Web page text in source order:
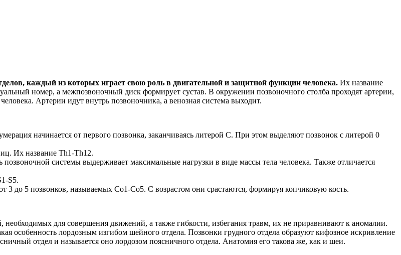
каждый из которых играет свою роль в двигательной и защитной функции человека. Их название
номер, а межпозвоночный диск формирует сустав. В окружении позвоночного столба проходят артерии,
Артерии идут внутрь позвоночника, а венозная система выходит.
начинается от первого позвонка, заканчиваясь литерой C. При этом выделяют позвонок с литерой 0
Их название Th1-Th12.
системы выдерживает максимальные нагрузки в виде массы тела человека. Также отличается
S5.
3 до 5 позвонков, называемых Co1-Co5. С возрастом они срастаются, формируя копчиковую кость.
для совершения движений, а также гибкости, избегания травм, их не приравнивают к аномалии.
особенность лордозным изгибом шейного отдела. Позвонки грудного отдела образуют кифозное искривление
отдел и называется оно лордозом поясничного отдела. Анатомия его такова же, как и шеи.